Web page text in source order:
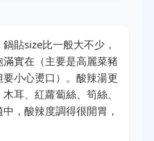
貼size比一般大不少，
實在（主要是高麗菜豬
小心燙口）。酸辣湯更
耳、紅蘿蔔絲、筍絲、
，酸辣度調得很開胃，